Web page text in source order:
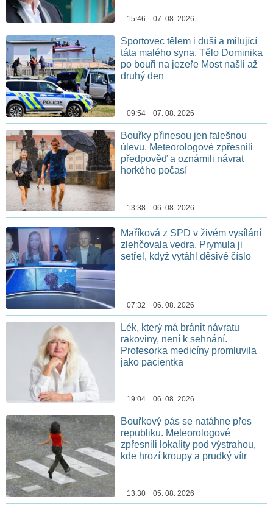
15:46 07. 08. 2026
Sportovec tělem i duší a milující
táta malého syna. Tělo Dominika
po bouři na jezeře Most našli až
druhý den
09:54 07. 08. 2026
Bouřky přinesou jen falešnou
úlevu. Meteorologové zpřesnili
předpověď a oznámili návrat
horkého počasí
13:38 06. 08. 2026
Maříková z SPD v živém vysílání
zlehčovala vedra. Prymula ji
setřel, když vytáhl děsivé číslo
07:32 06. 08. 2026
Lék, který má bránit návratu
rakoviny, není k sehnání.
Profesorka medicíny promluvila
jako pacientka
19:04 06. 08. 2026
Bouřkový pás se natáhne přes
republiku. Meteorologové
zpřesnili lokality pod výstrahou,
kde hrozí kroupy a prudký vítr
13:30 05. 08. 2026